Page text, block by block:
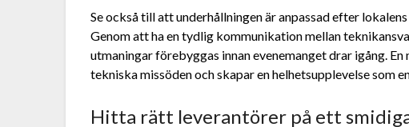
Se också till att underhållningen är anpassad efter
Genom att ha en tydlig kommunikation mellan
utmaningar förebyggas innan evenemanget drar igång.
tekniska missöden och skapar en helhetsupplevelse som
Hitta rätt leverantörer på ett